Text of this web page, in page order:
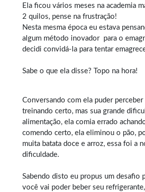
Ela ficou vários meses na academia
2 quilos, pense na frustração!
Nesta mesma época eu estava
algum método inovador para o
decidi convidá-la para tentar
Sabe o que ela disse? Topo na hora!
Conversando com ela puder perceber
treinando certo, mas sua grande
alimentação, ela comia errado
comendo certo, ela eliminou o pão,
muita batata doce e arroz, essa foi a
dificuldade.
Sabendo disto eu propus um desafio
você vai poder beber seu